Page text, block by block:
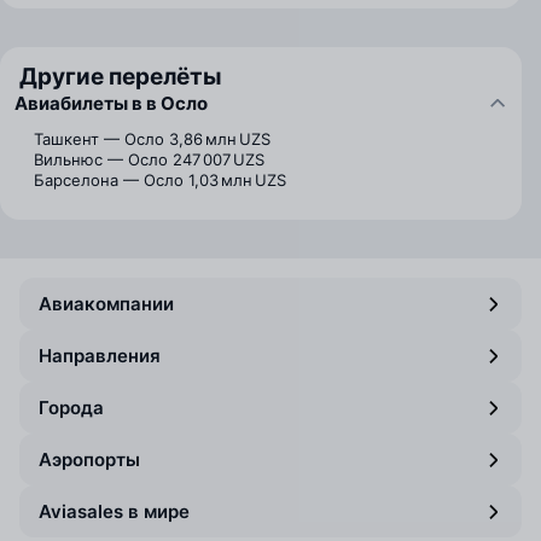
Другие перелёты
Авиабилеты в в Осло
Ташкент — Осло 3,86 млн UZS
Вильнюс — Осло 247 007 UZS
Барселона — Осло 1,03 млн UZS
Авиакомпании
Направления
Города
Аэропорты
Aviasales в мире